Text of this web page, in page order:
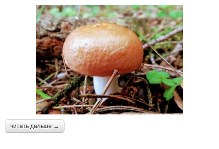
читать дальше →